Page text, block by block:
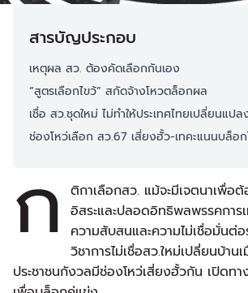
สารบัญประกอบ
เหตุผล สว. ต้องคัดเลือกกันเอง
“สูตรเลือกไขว้” สกัดจ้างโหวตล็อกผล
เชื่อ สว.ชุดใหม่ ไม่ทำให้ประเทศไทยเปลี่ยนแปล
ช่องโหว่เลือก สว.67 เสี่ยงฮั้ว-เทคะแนนบล็อ
ก
ติกาเลือกสว. แม้จะมีเจตนาเพื่อต้
อิสระและปลอดอิทธิพลพรรคกา
ความสับสนและความไม่เชื่อมั่นต่
วิชาการไม่เชื่อสว.ใหม่เปลี่ยนบ้าน
ประชาชนกังวลมีช่องโหว่เสี่ยงฮั้วกัน เปิดทา